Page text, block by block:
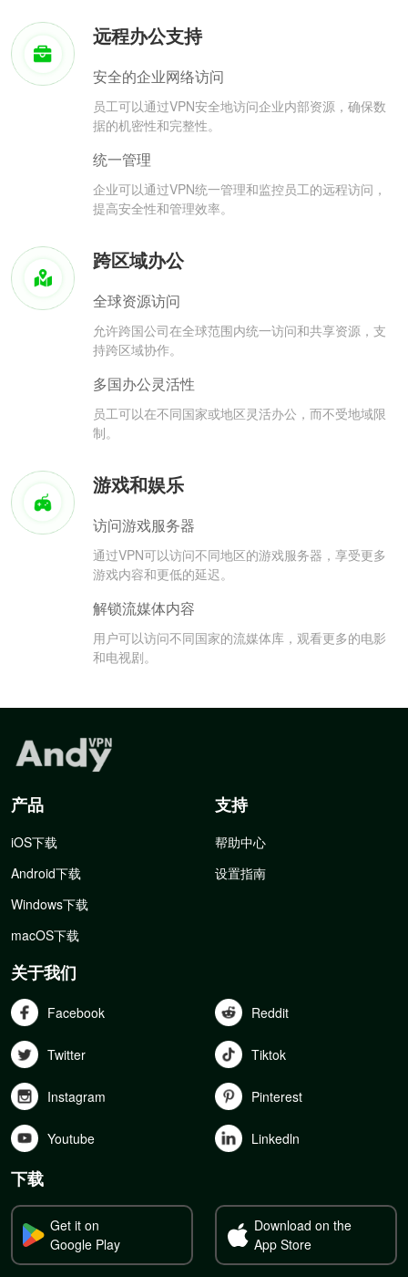
远程办公支持
安全的企业网络访问
员工可以通过VPN安全地访问企业内部资源，确保数
据的机密性和完整性。
统一管理
企业可以通过VPN统一管理和监控员工的远程访问，
提高安全性和管理效率。
跨区域办公
全球资源访问
允许跨国公司在全球范围内统一访问和共享资源，支
持跨区域协作。
多国办公灵活性
员工可以在不同国家或地区灵活办公，而不受地域限
制。
游戏和娱乐
访问游戏服务器
通过VPN可以访问不同地区的游戏服务器，享受更多
游戏内容和更低的延迟。
解锁流媒体内容
用户可以访问不同国家的流媒体库，观看更多的电影
和电视剧。
产品
iOS下载
Android下载
Windows下载
macOS下载
支持
帮助中心
设置指南
关于我们
Facebook Reddit
Twitter Tiktok
Instagram Pinterest
Youtube Linkedln
下载
Get it on
Google Play
Download on the
App Store